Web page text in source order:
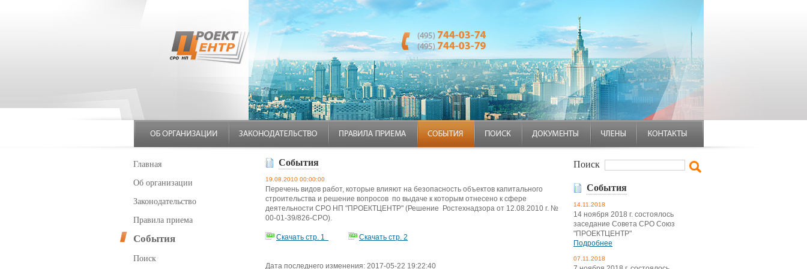
Главная
Об организации
Законодательство
Правила приема
События
Поиск
События
19.08.2010 00:00:00
Перечень видов работ, которые влияют на безопасность объектов капитального
строительства и решение вопросов по выдаче к которым отнесено к сфере
деятельности СРО НП "ПРОЕКТЦЕНТР" (Решение Ростехнадзора от 12.08.2010 г. №
00-01-39/826-СРО).
Скачать стр. 1 Скачать стр. 2
Дата последнего изменения: 2017-05-22 19:22:40
Поиск
События
14.11.2018
14 ноября 2018 г. состоялось
заседание Совета СРО Союз
"ПРОЕКТЦЕНТР"
Подробнее
07.11.2018